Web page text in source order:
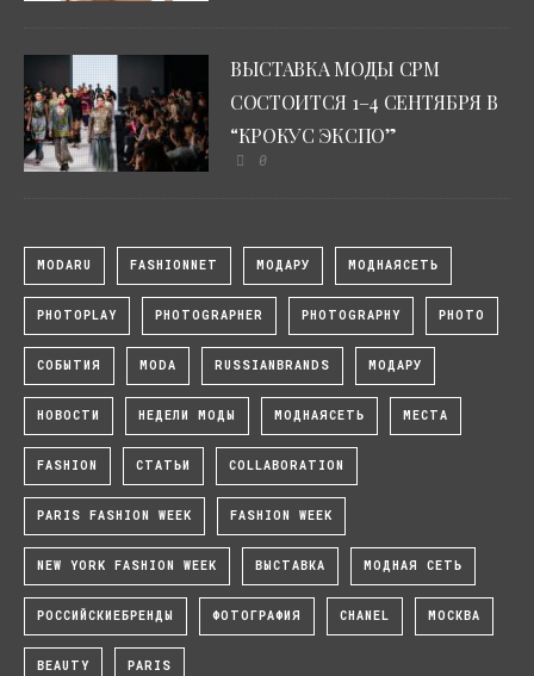
ВЫСТАВКА МОДЫ CPM
СОСТОИТСЯ 1–4 СЕНТЯБРЯ В
“КРОКУС ЭКСПО”
0
MODARU FASHIONNET МОДАРУ МОДНАЯСЕТЬ
PHOTOPLAY PHOTOGRAPHER PHOTOGRAPHY PHOTO
СОБЫТИЯ MODA RUSSIANBRANDS МОДАРУ
НОВОСТИ НЕДЕЛИ МОДЫ МОДНАЯСЕТЬ МЕСТА
FASHION СТАТЬИ COLLABORATION
PARIS FASHION WEEK FASHION WEEK
NEW YORK FASHION WEEK ВЫСТАВКА МОДНАЯ СЕТЬ
РОССИЙСКИЕБРЕНДЫ ФОТОГРАФИЯ CHANEL МОСКВА
BEAUTY PARIS